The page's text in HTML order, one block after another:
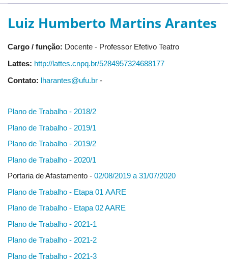
Luiz Humberto Martins Arantes
Cargo / função: Docente - Professor Efetivo Teatro
Lattes: http://lattes.cnpq.br/5284957324688177
Contato: lharantes@ufu.br -
Plano de Trabalho - 2018/2
Plano de Trabalho - 2019/1
Plano de Trabalho - 2019/2
Plano de Trabalho - 2020/1
Portaria de Afastamento - 02/08/2019 a 31/07/2020
Plano de Trabalho - Etapa 01 AARE
Plano de Trabalho - Etapa 02 AARE
Plano de Trabalho - 2021-1
Plano de Trabalho - 2021-2
Plano de Trabalho - 2021-3